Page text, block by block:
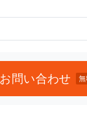
お問い合わせ